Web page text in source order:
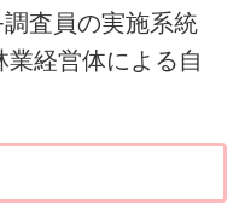
査員の実施系統
経営体による自